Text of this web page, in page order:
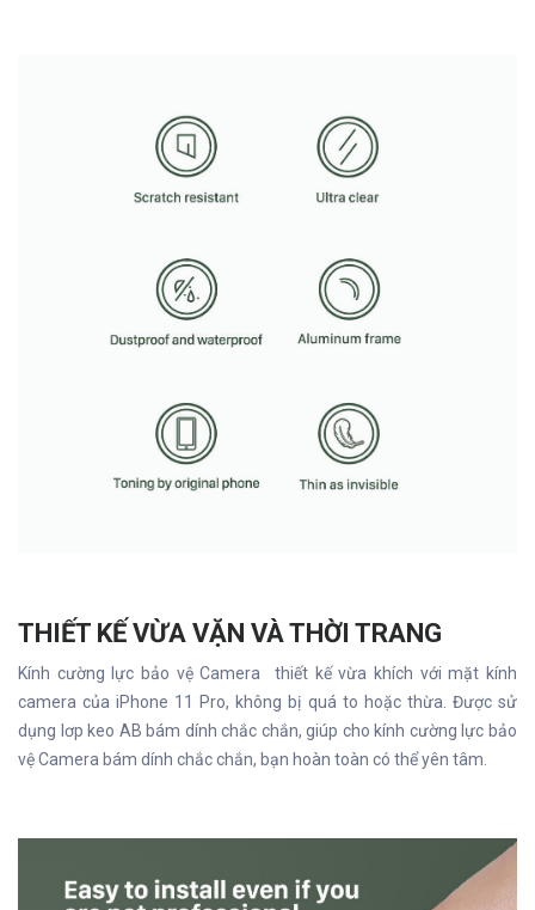
THIẾT KẾ VỪA VẶN VÀ THỜI TRANG
Kính cường lực bảo vệ Camera thiết kế vừa khích với mặt kính
camera của iPhone 11 Pro, không bị quá to hoặc thừa. Được sử
dụng lơp keo AB bám dính chắc chắn, giúp cho kính cường lực bảo
vệ Camera bám dính chắc chắn, bạn hoàn toàn có thể yên tâm.